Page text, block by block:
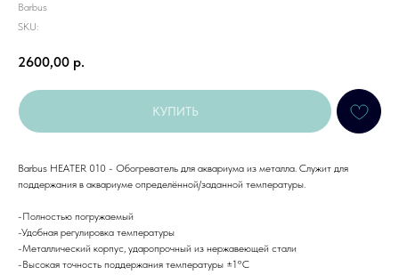
Barbus
SKU:
2600,00 р.
КУПИТЬ
Barbus HEATER 010 - Обогреватель для аквариума из металла. Служит для
поддержания в аквариуме определённой/заданной температуры.
-Полностью погружаемый
-Удобная регулировка температуры
-Металлический корпус, ударопрочный из нержавеющей стали
-Высокая точность поддержания температуры ±1°C